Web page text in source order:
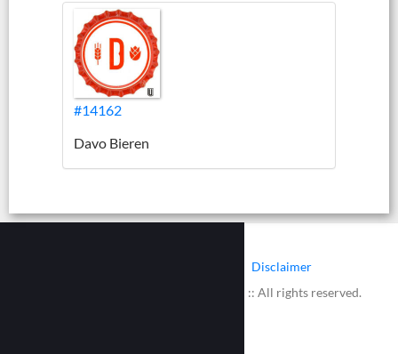
#14162
Davo Bieren
Disclaimer
© 2002 - 2026 :: www.bieretiketten.nl :: All rights reserved.